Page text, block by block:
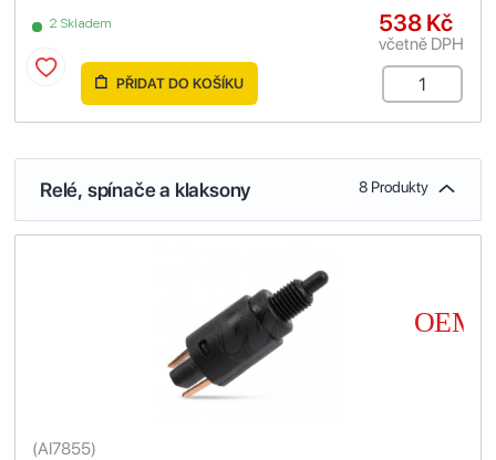
2 Skladem 538 Kč
včetně DPH
PŘIDAT DO KOŠÍKU
Relé, spínače a klaksony 8 Produkty
(AI7855)